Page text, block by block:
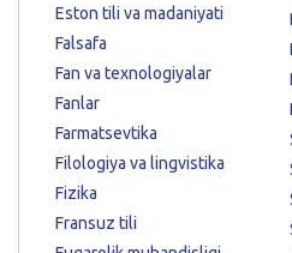
Eston tili va madaniyati
Falsafa
Fan va texnologiyalar
Fanlar
Farmatsevtika
Filologiya va lingvistika
Fizika
Fransuz tili